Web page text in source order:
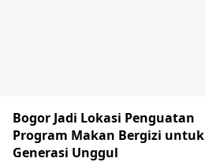
Bogor Jadi Lokasi Penguatan
Program Makan Bergizi untuk
Generasi Unggul